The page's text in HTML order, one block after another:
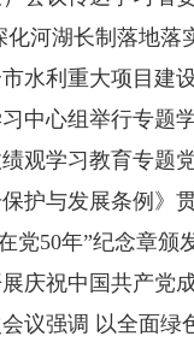
河湖长制落地落
水利重大项目建
中心组举行专题
观学习教育专
护与发展条例》
党50年”纪念章颁
庆祝中国共产党
议强调 以全面绿